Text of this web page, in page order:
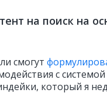
на поиск на
смогут
с
который я